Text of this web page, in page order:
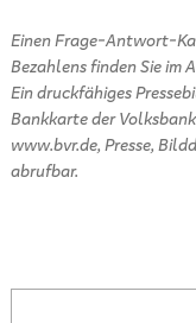
Einen Frage-Antwort-
Bezahlens finden Sie im
Ein druckfähiges
Bankkarte der
www.bvr.de, Presse,
abrufbar.